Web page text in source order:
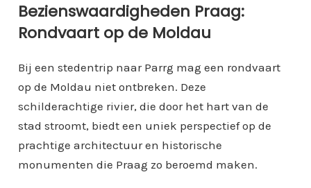
Bezienswaardigheden Praag:
Rondvaart op de Moldau
Bij een stedentrip naar Parrg mag een rondvaart
op de Moldau niet ontbreken. Deze
schilderachtige rivier, die door het hart van de
stad stroomt, biedt een uniek perspectief op de
prachtige architectuur en historische
monumenten die Praag zo beroemd maken.